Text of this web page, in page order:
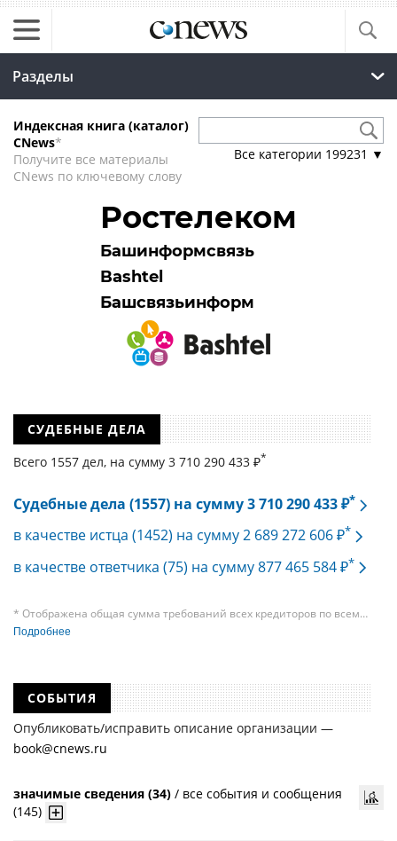
Разделы
Индексная книга (каталог)
CNews*
Получите все материалы
CNews по ключевому слову
Все категории 199231 ▼
Ростелеком
Башинформсвязь
Bashtel
Башсвязьинформ
СУДЕБНЫЕ ДЕЛА
Всего 1557 дел, на cумму 3 710 290 433 ₽*
Судебные дела (1557) на сумму 3 710 290 433 ₽*
в качестве истца (1452) на сумму 2 689 272 606 ₽*
в качестве ответчика (75) на сумму 877 465 584 ₽*
* Отображена общая сумма требований всех кредиторов по всем
судебным делам, в рамках которых компания подавала требования
в одном таком деле может быть несколько десятков, а размеры сумм
требований одних могут быть больше или меньше размеров
Подробнее
СОБЫТИЯ
Опубликовать/исправить описание организации —
book@cnews.ru
значимые сведения (34) / все события и сообщения
(145)